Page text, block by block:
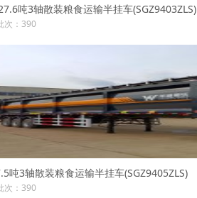
吨3轴散装粮食运输半挂车(SGZ9403ZLS)
次：390
吨3轴散装粮食运输半挂车(SGZ9405ZLS)
次：390